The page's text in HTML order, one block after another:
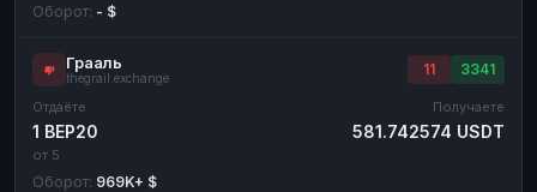
Оборот: - $
Грааль
thegrail.exchange
11 3341
Отдаёте
1 BEP20
от 5
Получаете
581.742574 USDT
Оборот: 969K+ $